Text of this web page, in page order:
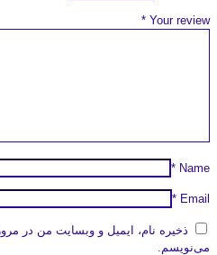
Your review
*
Name
*
Email
*
ذخیره نام، ایمیل و وبسایت من در
می‌نویسم.